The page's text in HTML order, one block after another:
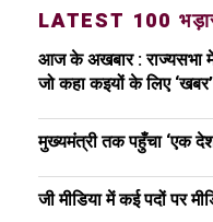
LATEST 100
आज के अखबार : राज्यसभा में
जो कहा कइयों के लिए
मुख्यमंत्री तक पहुँचा ‘एक
जी मीडिया में कई पदों पर